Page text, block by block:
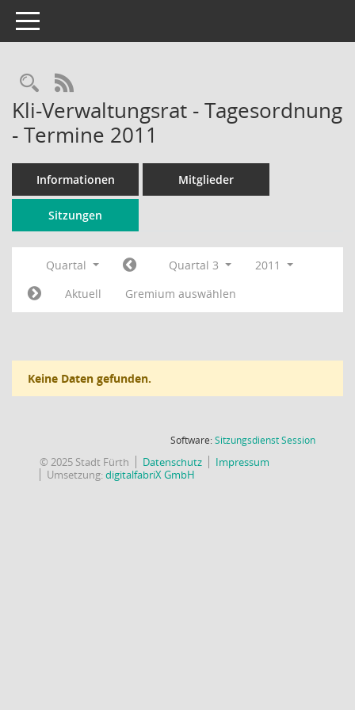
Toggle navigation
Rechercheauswahl
RSS-Feed
Kli-Verwaltungsrat - Tagesordnung
- Termine 2011
Informationen Mitglieder
Sitzungen
Quartal Quartal 3
2011
Aktuell
Gremium auswählen
Keine Daten gefunden.
Software:SitzungsdienstSession(Wird in
© 2025 Stadt Fürth Datenschutz
Impressum
Umsetzung:digitalfabriX GmbH